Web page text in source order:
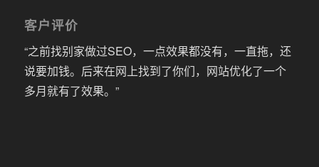
客户评价
“之前找别家做过SEO，一点效果都没有，一直拖，还
说要加钱。后来在网上找到了你们，网站优化了一个
多月就有了效果。”